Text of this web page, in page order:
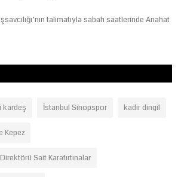
talimatıyla sabah saatlerinde Anahat
kardeş İstanbul Sinopspor kadir dingil
Kepez
Sait Karafırtınalar